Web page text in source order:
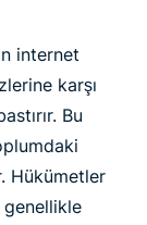
internet
karşı
Bu
Hükümetler
genellikle